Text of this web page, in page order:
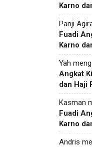
Karno
Panji
Fuadi
Karno
Yah
Angkat
dan Haji
Kasman
Fuadi
Karno
Andris